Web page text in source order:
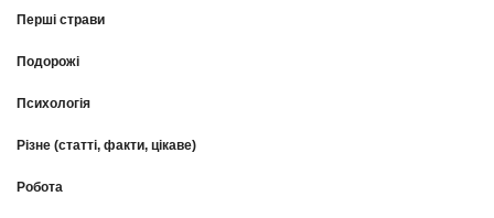
Перші страви
Подорожі
Психологія
Різне (статті, факти, цікаве)
Робота